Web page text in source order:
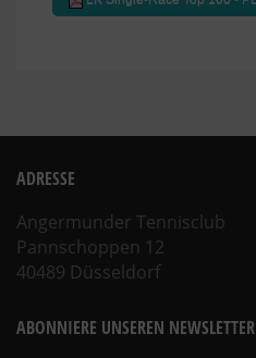
ADRESSE
Angermunder Tennisclub
Pannschoppen 12
40489 Düsseldorf
ABONNIERE UNSEREN NEWSLETTER